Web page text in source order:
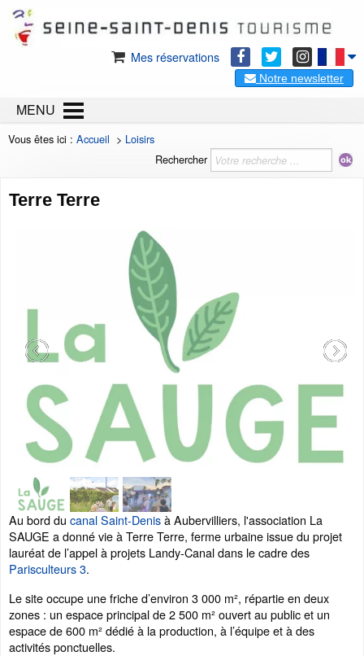
Mes réservations
Notre newsletter
MENU
Vous êtes ici : Accueil > Loisirs
Rechercher
Terre Terre
Au bord du canal Saint-Denisà Aubervilliers, l'association La
SAUGE a donné vie à Terre Terre, ferme urbaine issue du projet
lauréat de l’appel à projets Landy-Canal dans le cadre des
Parisculteurs 3.
Le site occupe une friche d’environ 3 000 m², répartie en deux
zones : un espace principal de 2 500 m² ouvert au public et un
espace de 600 m² dédié à la production, à l’équipe et à des
activités ponctuelles.